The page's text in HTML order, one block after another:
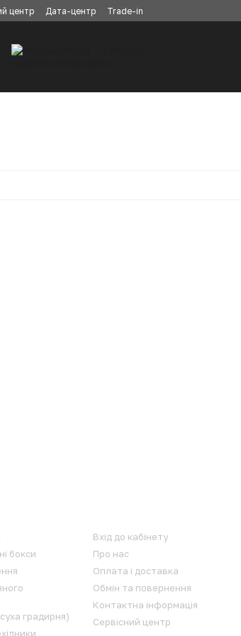
центр Дата-центр Trade-in
бокси
градирня)
Вхід до кабінету
Про нас
Оплата і доставка
Обмін та повернення
Контактна інформація
Сервісний центр